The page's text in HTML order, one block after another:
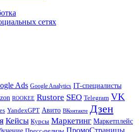
сетях
Ads Google Analytics IT-специалисты
ROOKEE Rustore SEO Telegram VK
YandexGPT Авито ВКонтакте Дзен
Кейсы Курсы Маркетинг Маркетплейс